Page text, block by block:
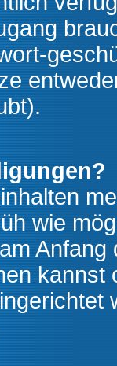
wie
kannst